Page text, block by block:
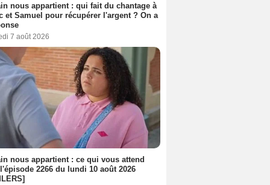
nous appartient : qui fait du chantage à
et Samuel pour récupérer l'argent ? On a
7 août 2026
nous appartient : ce qui vous attend
2266 du lundi 10 août 2026